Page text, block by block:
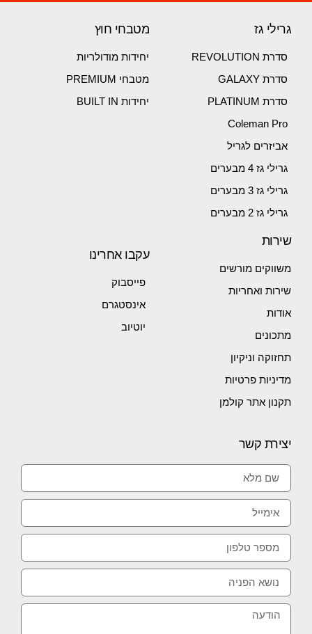
גרילי גז
סדרת REVOLUTION
סדרת GALAXY
סדרת PLATINUM
Coleman Pro
אביזרים לגריל
גרילי גז 4 מבערים
גרילי גז 3 מבערים
גרילי גז 2 מבערים
מטבחי חוץ
יחידות מודולריות
מטבחי PREMIUM
יחידות BUILT IN
שירות
משווקים מורשים
שירות ואחריות
אודות
מתכונים
תחזוקה וניקיון
מדיניות פרטיות
תקנון אתר קולמן
עקבו אחרינו
פייסבוק
אינסטגרם
יוטיוב
יצירת קשר